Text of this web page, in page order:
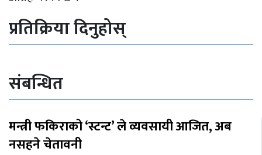
प्रतिक्रिया दिनुहोस्
संबन्धित
मन्त्री फकिराको ‘स्टन्ट’ ले व्यवसायी आजित, अब
नसहने चेतावनी